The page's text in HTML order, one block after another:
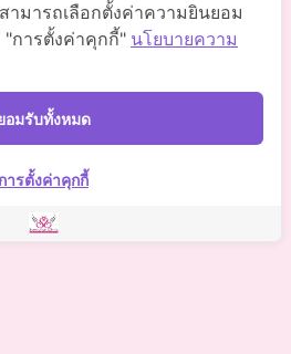
ย์สมชาย
Rights Reserved. Powered by
ามารถเลือกตั้งค่าความยินยอม
การตั้งค่าคุกกี้" นโยบายความ
อมรับทั้งหมด
การตั้งค่าคุกกี้